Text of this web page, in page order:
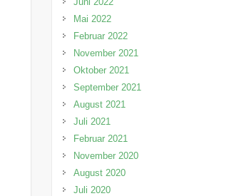
Mai 2022
Februar 2022
November 2021
Oktober 2021
September 2021
August 2021
Juli 2021
Februar 2021
November 2020
August 2020
Juli 2020